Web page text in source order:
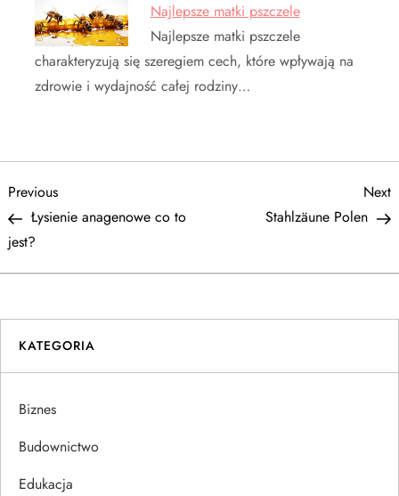
Najlepsze matki pszczele
Najlepsze matki pszczele
charakteryzują się szeregiem cech, które wpływają na
zdrowie i wydajność całej rodziny…
N
a
w
i
g
a
c
Previous
Post
Previous
Łysienie anagenowe co to
jest?
Next
Stahlzäune Polen
KATEGORIA
Biznes
Budownictwo
Edukacja